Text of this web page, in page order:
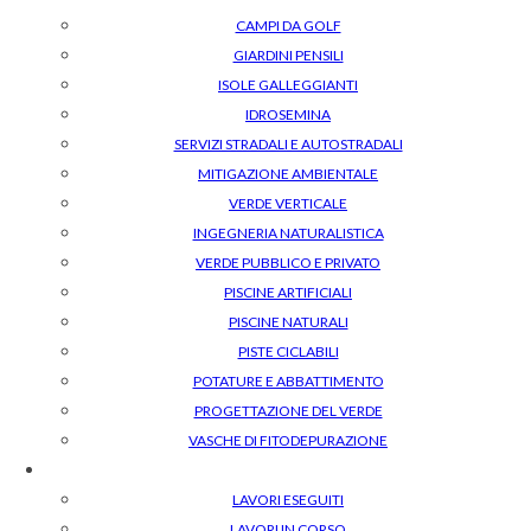
CAMPI DA GOLF
GIARDINI PENSILI
ISOLE GALLEGGIANTI
IDROSEMINA
SERVIZI STRADALI E AUTOSTRADALI
MITIGAZIONE AMBIENTALE
VERDE VERTICALE
INGEGNERIA NATURALISTICA
VERDE PUBBLICO E PRIVATO
PISCINE ARTIFICIALI
PISCINE NATURALI
PISTE CICLABILI
POTATURE E ABBATTIMENTO
PROGETTAZIONE DEL VERDE
VASCHE DI FITODEPURAZIONE
LAVORI ESEGUITI